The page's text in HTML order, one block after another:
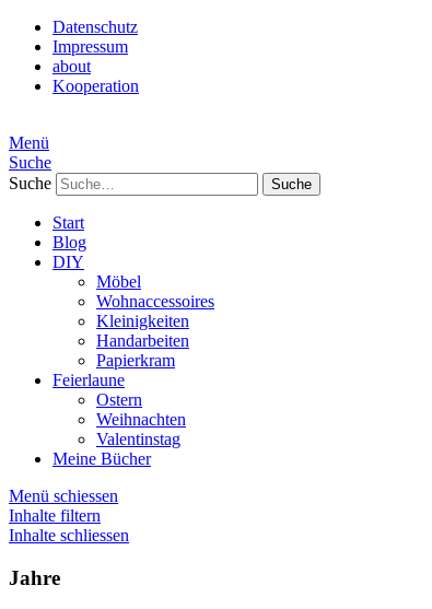
Datenschutz
Impressum
about
Kooperation
Menü
Suche
Suche
Start
Blog
DIY
Möbel
Wohnaccessoires
Kleinigkeiten
Handarbeiten
Papierkram
Feierlaune
Ostern
Weihnachten
Valentinstag
Meine Bücher
Menü schiessen
Inhalte filtern
Inhalte schliessen
Jahre